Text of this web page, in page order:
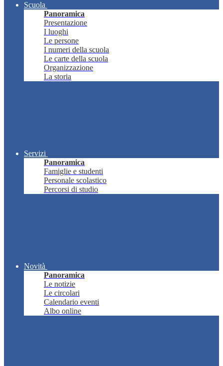
Scuola
Panoramica
Presentazione
I luoghi
Le persone
I numeri della scuola
Le carte della scuola
Organizzazione
La storia
Servizi
Panoramica
Famiglie e studenti
Personale scolastico
Percorsi di studio
Novità
Panoramica
Le notizie
Le circolari
Calendario eventi
Albo online